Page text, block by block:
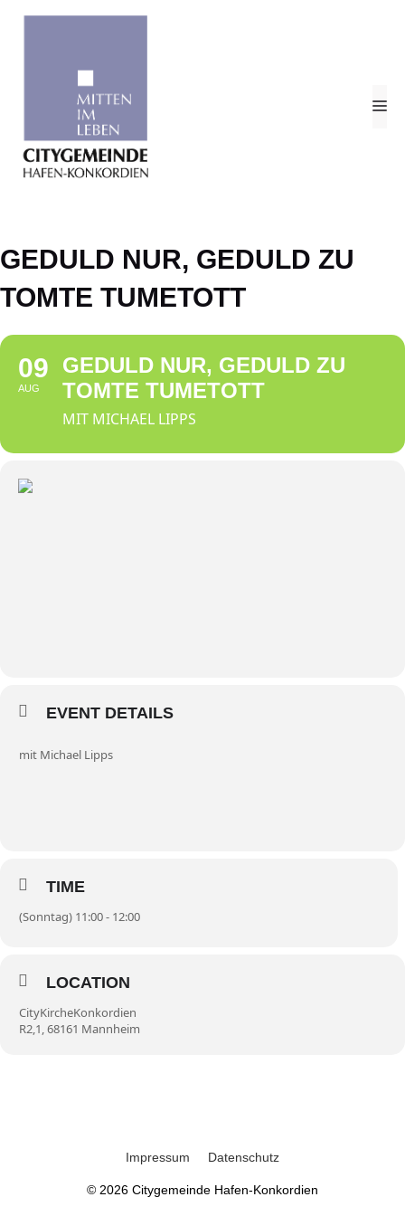
Zum
GEDULD NUR, GEDULD ZU
TOMTE TUMETOTT
09
AUG
GEDULD NUR, GEDULD ZU
TOMTE TUMETOTT
MIT MICHAEL LIPPS
EVENT DETAILS
mit Michael Lipps
TIME
(Sonntag) 11:00 - 12:00
LOCATION
CityKircheKonkordien
R2,1, 68161 Mannheim
Impressum Datenschutz
© 2026 Citygemeinde Hafen-Konkordien